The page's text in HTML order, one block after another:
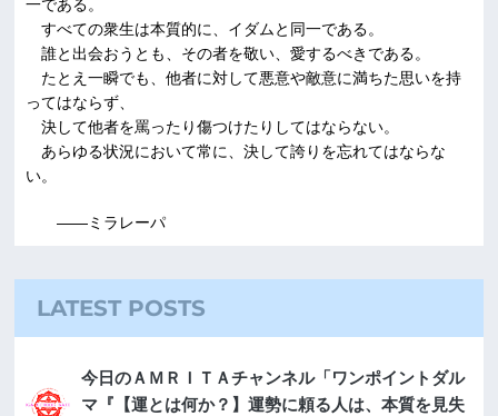
一である。
すべての衆生は本質的に、イダムと同一である。
誰と出会おうとも、その者を敬い、愛するべきである。
たとえ一瞬でも、他者に対して悪意や敵意に満ちた思いを持
ってはならず、
決して他者を罵ったり傷つけたりしてはならない。
あらゆる状況において常に、決して誇りを忘れてはならな
い。
――ミラレーパ
LATEST POSTS
今日のＡＭＲＩＴＡチャンネル「ワンポイントダル
マ『【運とは何か？】運勢に頼る人は、本質を見失